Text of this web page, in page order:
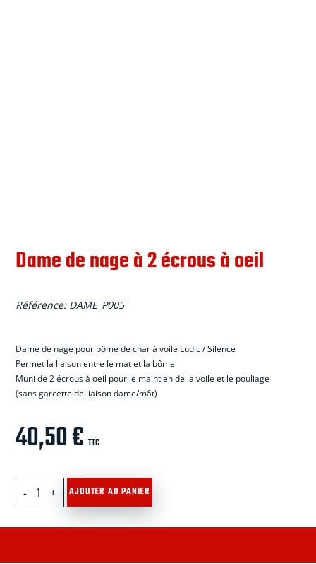
Dame de nage à 2 écrous à oeil
Référence: DAME_P005
Dame de nage pour bôme de charà voile Ludic / Silence
Permet la liaison entre le mat et la bôme
Muni de 2écrousà oeil pour le maintien de la voile et le pouliage
(sans garcette de liaison dame/mât)
40,50€ TTC
quantité
de
à
AJOUTER AU PANIER